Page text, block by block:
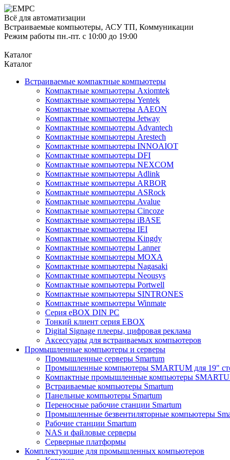
Всё для автоматизации
Встраиваемые компьютеры, АСУ ТП, Коммуникации
Режим работы пн.-пт. с 10:00 до 19:00
Каталог
Каталог
Встраиваемые компактные компьютеры
Компактные компьютеры Axiomtek
Компактные компьютеры Yentek
Компактные компьютеры AAEON
Компактные компьютеры Jetway
Компактные компьютеры Advantech
Компактные компьютеры Arestech
Компактные компьютеры INNOAIOT
Компактные компьютеры DFI
Компактные компьютеры NEXCOM
Компактные компьютеры Adlink
Компактные компьютеры ARBOR
Компактные компьютеры ASRock
Компактные компьютеры Avalue
Компактные компьютеры Cincoze
Компактные компьютеры iBASE
Компактные компьютеры IEI
Компактные компьютеры Kingdy
Компактные компьютеры Lanner
Компактные компьютеры MOXA
Компактные компьютеры Nagasaki
Компактные компьютеры Neousys
Компактные компьютеры Portwell
Компактные компьютеры SINTRONES
Компактные компьютеры Winmate
Серия eBOX DIN PC
Тонкий клиент серия EBOX
Digital Signage плееры, цифровая реклама
Аксессуары для встраиваемых компьютеров
Промышленные компьютеры и серверы
Промышленные серверы Smartum
Промышленные компьютеры SMARTUM для 19"
Компактные промышленные компьютеры
Встраиваемые компьютеры Smartum
Панельные компьютеры Smartum
Переносные рабочие станции Smartum
Промышленные безвентиляторные компьютеры
Рабочие станции Smartum
NAS и файловые серверы
Серверные платформы
Комплектующие для промышленных компьютеров